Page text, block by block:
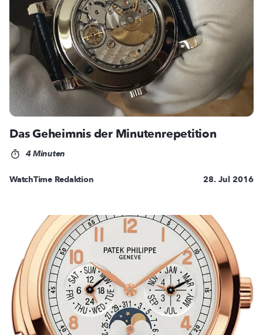
Das Geheimnis der Minutenrepetition
4 Minuten
WatchTime Redaktion 28. Jul 2016